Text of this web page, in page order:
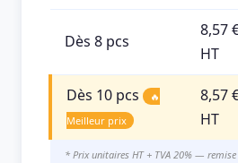
Dès 8 pcs
8,57
HT
Dès 10 pcs
🔥
Meilleur prix
8,57
HT
* Prix unitaires HT + TVA 20% —